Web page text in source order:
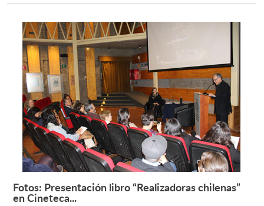
Leer más +
Fotos: Presentación libro “Realizadoras chilenas”
en Cineteca...